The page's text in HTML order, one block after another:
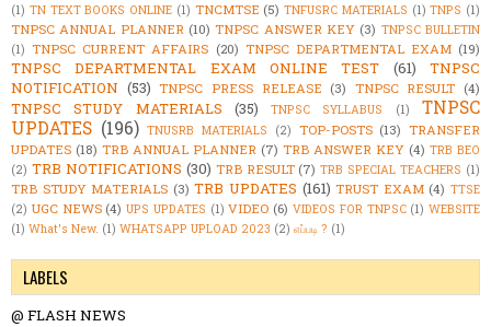
(1) TN TEXT BOOKS ONLINE (1) TNCMTSE (5) TNFUSRC MATERIALS (1) TNPS (1)
TNPSC ANNUAL PLANNER (10) TNPSC ANSWER KEY (3) TNPSC BULLETIN
(1) TNPSC CURRENT AFFAIRS (20) TNPSC DEPARTMENTAL EXAM (19)
TNPSC DEPARTMENTAL EXAM ONLINE TEST (61)
TNPSC
NOTIFICATION (53) TNPSC PRESS RELEASE (3) TNPSC RESULT (4)
TNPSC STUDY MATERIALS (35) TNPSC SYLLABUS (1)
TNPSC
UPDATES (196) TNUSRB MATERIALS (2) TOP-POSTS (13) TRANSFER
UPDATES (18) TRB ANNUAL PLANNER (7) TRB ANSWER KEY (4) TRB BEO
(2) TRB NOTIFICATIONS (30) TRB RESULT (7) TRB SPECIAL TEACHERS (1)
TRB STUDY MATERIALS (3) TRB UPDATES (161) TRUST EXAM (4) TTSE
(2) UGC NEWS (4) UPS UPDATES (1) VIDEO (6) VIDEOS FOR TNPSC (1) WEBSITE
(1) What's New. (1) WHATSAPP UPLOAD 2023 (2) எப்படி ? (1)
LABELS
@ FLASH NEWS